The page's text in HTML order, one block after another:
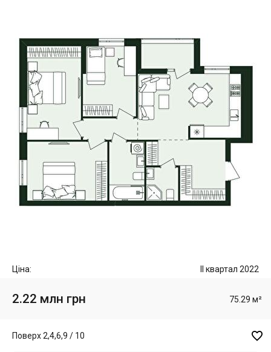
Ціна: II квартал 2022
2.22 млн грн 75.29 м²
Поверх 2,4,6,9 / 10 